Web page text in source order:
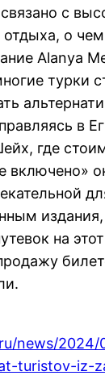
с
о
Alanya
турки
в
где
включено»
на
news/
turistov-iz-